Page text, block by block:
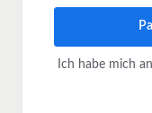
Ich habe mich